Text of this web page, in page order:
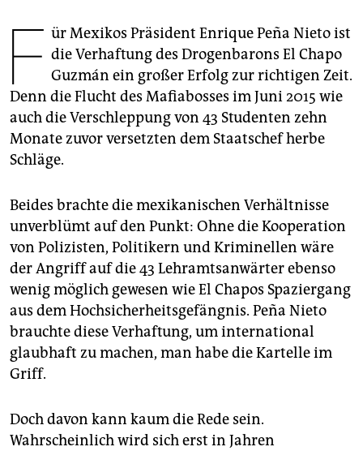
genossenschaft
epaper login
F ür Mexikos Präsident Enrique Peña Nieto ist
die Verhaftung des Drogenbarons El Chapo
Guzmán ein großer Erfolg zur richtigen Zeit.
Denn die Flucht des Mafiabosses im Juni 2015 wie
auch die Verschleppung von 43 Studenten zehn
Monate zuvor versetzten dem Staatschef herbe
Schläge.
Beides brachte die mexikanischen Verhältnisse
unverblümt auf den Punkt: Ohne die Kooperation
von Polizisten, Politikern und Kriminellen wäre
der Angriff auf die 43 Lehramtsanwärter ebenso
wenig möglich gewesen wie El Chapos Spaziergang
aus dem Hochsicherheitsgefängnis. Peña Nieto
brauchte diese Verhaftung, um international
glaubhaft zu machen, man habe die Kartelle im
Griff.
Doch davon kann kaum die Rede sein.
Wahrscheinlich wird sich erst in Jahren